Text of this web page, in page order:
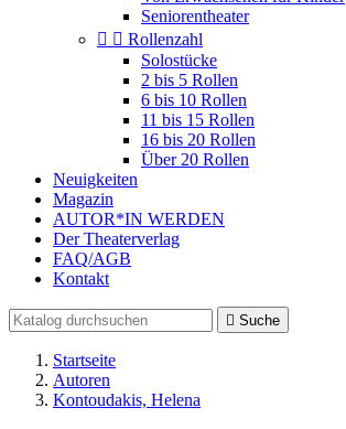
Seniorentheater
  Rollenzahl
Solostücke
2 bis 5 Rollen
6 bis 10 Rollen
11 bis 15 Rollen
16 bis 20 Rollen
Über 20 Rollen
Neuigkeiten
Magazin
AUTOR*IN WERDEN
Der Theaterverlag
FAQ/AGB
Kontakt
 Suche
Startseite
Autoren
Kontoudakis, Helena